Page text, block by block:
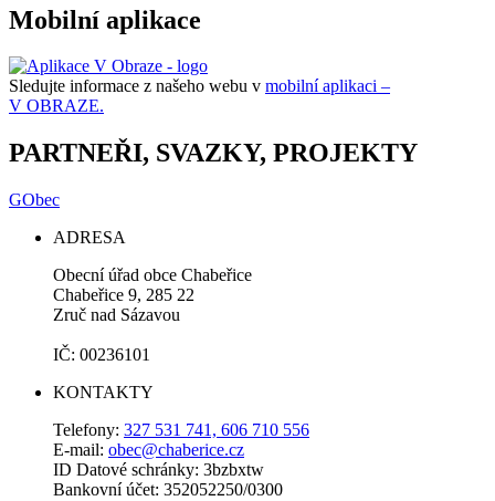
Mobilní aplikace
Sledujte informace z našeho webu v mobilní aplikaci –
V OBRAZE.
PARTNEŘI, SVAZKY, PROJEKTY
GObec
ADRESA
Obecní úřad obce Chabeřice
Chabeřice 9, 285 22
Zruč nad Sázavou
IČ: 00236101
KONTAKTY
Telefony: 327 531 741, 606 710 556
E-mail: obec@chaberice.cz
ID Datové schránky: 3bzbxtw
Bankovní účet: 352052250/0300